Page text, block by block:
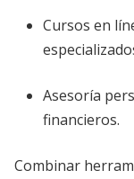
Cursos en
Asesoría
financieros.
Combinar